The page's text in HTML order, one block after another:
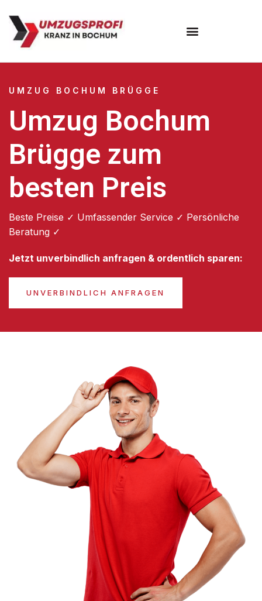
UMZUG BOCHUM BRÜGGE
Umzug Bochum
Brügge zum
besten Preis
Beste Preise ✓ Umfassender Service ✓ Persönliche
Beratung ✓
Jetzt unverbindlich anfragen & ordentlich sparen:
UNVERBINDLICH ANFRAGEN